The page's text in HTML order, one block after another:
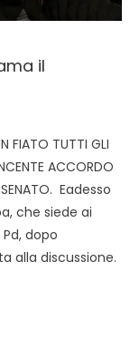
il
FIATO TUTTI GLI
ACCORDO
SENATO. Eadesso
che siede ai
dopo
alla discussione.